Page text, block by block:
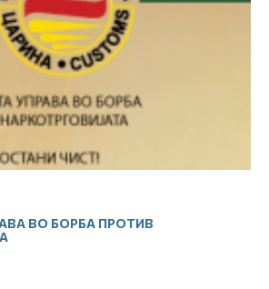
ВО БОРБА ПРОТИВ